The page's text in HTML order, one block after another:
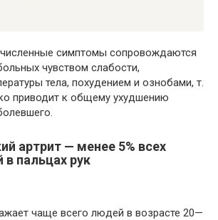
симптомы сопровождаются
чувством слабости,
тела, похудением и ознобами, т.
приводит к общему ухудшению
артрит — менее 5% всех
в пальцах рук
чаще всего людей в возрасте 20—